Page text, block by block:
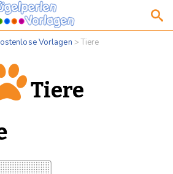
Vorlagen >Tiere
Tiere